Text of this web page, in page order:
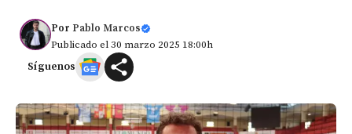
Por Pablo Marcos
Publicado el 30 marzo 2025 18:00h
Síguenos